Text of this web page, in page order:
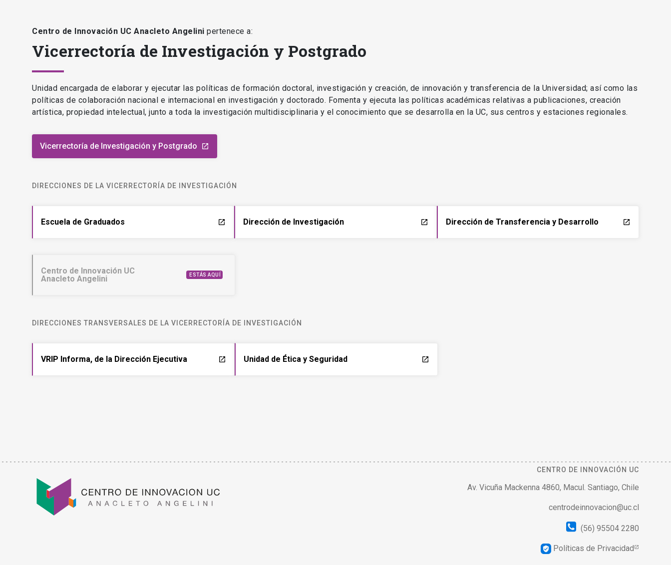
políticas de colaboración nacional e internacional en investigación y doctorado. Fomenta y ejecuta las políticas académicas relativas a publicaciones, creación
artística, propiedad intelectual, junto a toda la investigación multidisciplinaria y el conocimiento que se desarrolla en la UC, sus centros y estaciones regionales.
Vicerrectoría de Investigación y Postgrado launch
Escuela de Graduados
(56) 95504 2280
verified_user Políticas de Privacidad